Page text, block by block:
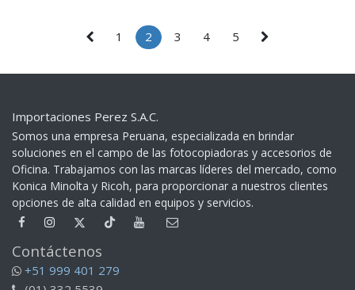
1 2 3 4 5
Importaciones Perez S.A.C.
Somos una empresa Peruana, especializada en brindar
soluciones en el campo de las fotocopiadoras y accesorios de
Oficina. Trabajamos con las marcas líderes del mercado, como
Konica Minolta y Ricoh, para proporcionar a nuestros clientes
opciones de alta calidad en equipos y servicios.​
Contáctenos
+51 999 401 279